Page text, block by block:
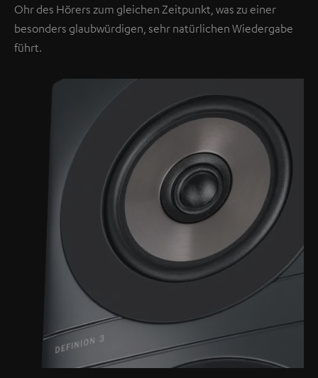
Ohr des Hörers zum gleichen Zeitpunkt, was zu einer
besonders glaubwürdigen, sehr natürlichen Wiedergabe
führt.